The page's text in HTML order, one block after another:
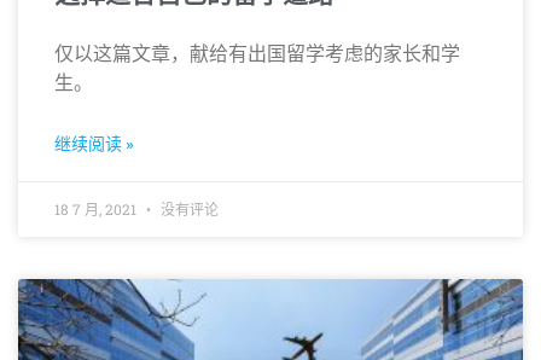
仅以这篇文章，献给有出国留学考虑的家长和学
生。
继续阅读 »
18 7 月, 2021 没有评论